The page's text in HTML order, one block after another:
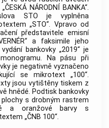
ČESKÁ NÁRODNÍ BANKA“.
STO je vyplněna
„STO“. Vpravo od
představitele emisní
a faksimile jeho
bankovky „2019“ je
Na pásu při
je negativně vyznačeno
se mikrotext „100“.
jsou vytištěny tiskem z
hnědé. Podtisk bankovky
s drobným rastrem
a oranžové barvy s
„ČNB 100“.